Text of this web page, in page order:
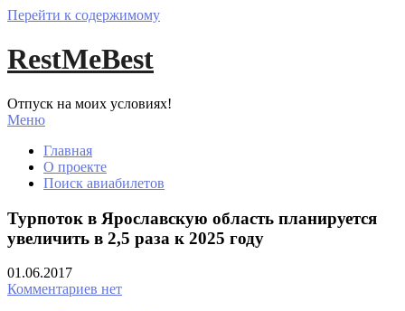
Перейти к содержимому
RestMeBest
Отпуск на моих условиях!
Меню
Главная
О проекте
Поиск авиабилетов
Турпоток в Ярославскую область планируется
увеличить в 2,5 раза к 2025 году
01.06.2017
Комментариев нет